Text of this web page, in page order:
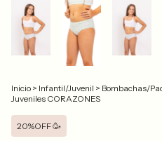
Inicio > Infantil/Juvenil > Bombachas/
Juveniles CORAZONES
20%OFF 🥳